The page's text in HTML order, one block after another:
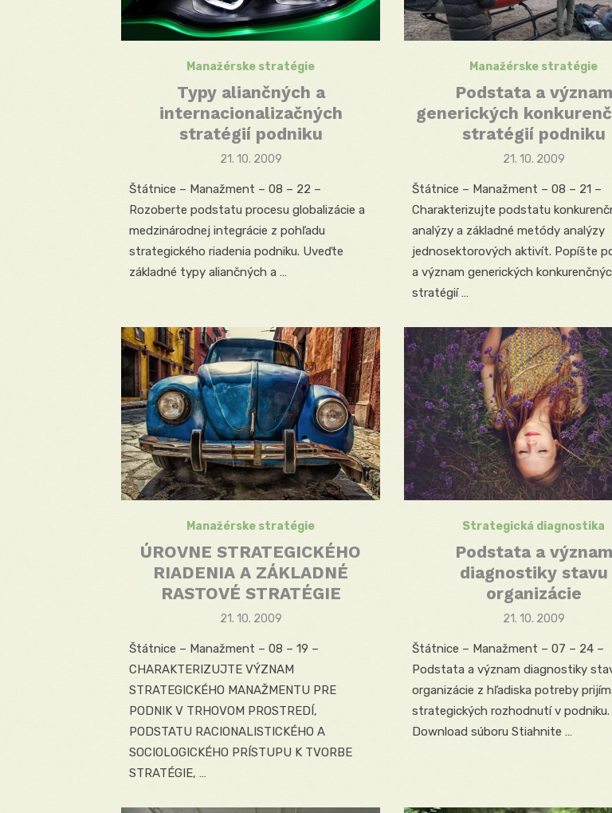
Manažérske stratégie
Typy aliančných a
internacionalizačných
stratégií podniku
Posted
21. 10. 2009
Štátnice – Manažment – 08 – 22 –
Rozoberte podstatu procesu globalizácie a
medzinárodnej integrácie z pohľadu
strategického riadenia podniku. Uveďte
základné typy aliančných a …
Manažérske stratégie
Podstata a význam
generických
stratégií podniku
Posted
21. 10. 2009
Štátnice – Manažment – 08 – 21 –
Charakterizujte podstatu
analýzy a základné metódy analýzy
jednosektorových aktivít. Popíšte
a význam generických
stratégií …
Manažérske stratégie
ÚROVNE STRATEGICKÉHO
RIADENIA A ZÁKLADNÉ
RASTOVÉ STRATÉGIE
Posted
21. 10. 2009
Štátnice – Manažment – 08 – 19 –
CHARAKTERIZUJTE VÝZNAM
STRATEGICKÉHO MANAŽMENTU PRE
PODNIK V TRHOVOM PROSTREDÍ,
PODSTATU RACIONALISTICKÉHO A
SOCIOLOGICKÉHO PRÍSTUPU K TVORBE
STRATÉGIE, …
Strategická diagnostika
Podstata a význam
diagnostiky stavu
organizácie
Posted
21. 10. 2009
Štátnice – Manažment – 07 – 24 –
Podstata a význam diagnostiky
organizácie z hľadiska potreby
strategických rozhodnutí v podniku.
Download súboru Stiahnite …